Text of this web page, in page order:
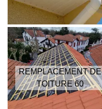
REMPLACEMENT DE
TOITURE 60